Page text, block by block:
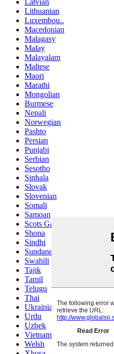
Lithuanian
Luxembou..
Macedonian
Malagasy
Malay
Malayalam
Maltese
Maori
Marathi
Mongolian
Burmese
Nepali
Norwegian
Pashto
Persian
Punjabi
Serbian
Sesotho
Sinhala
Slovak
Slovenian
Somali
Samoan
Scots Gaelic
Shona
Sindhi
Sundanese
Swahili
Tajik
Tamil
Telugu
Thai
Ukrainian
Urdu
Uzbek
Vietnamese
Welsh